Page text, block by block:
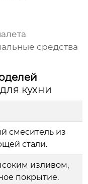
средства
кухни
смеситель из
стали.
изливом,
покрытие.